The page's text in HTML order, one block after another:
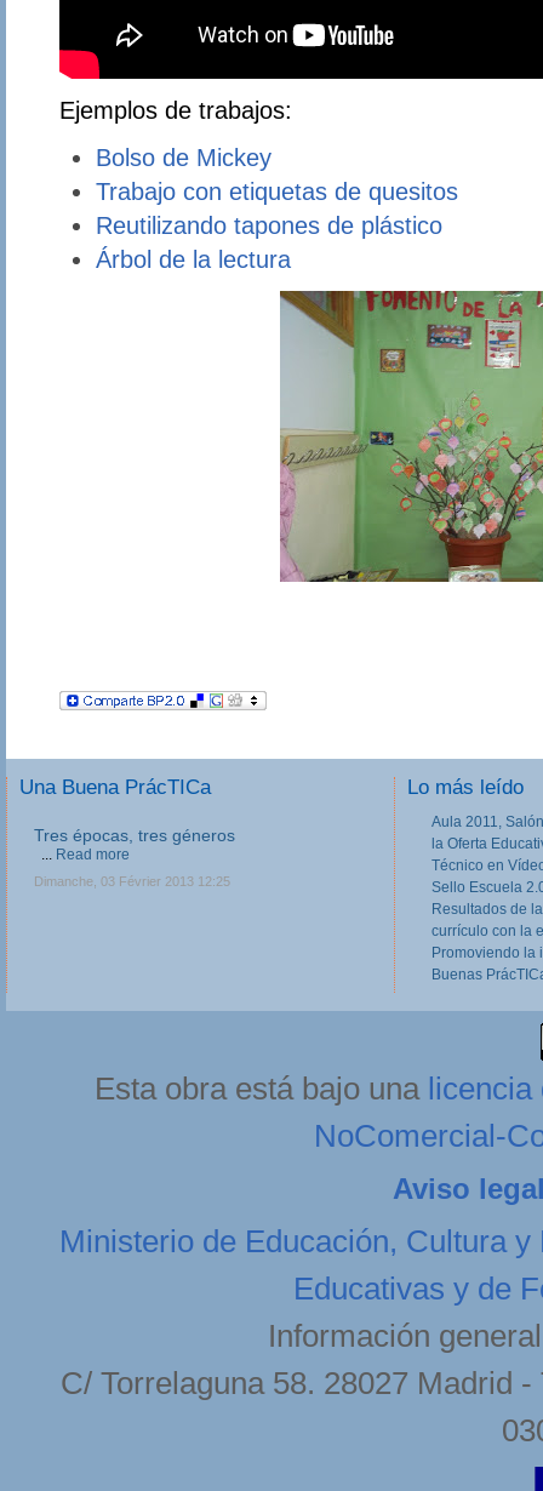
Ejemplos de trabajos:
Bolso de Mickey
Trabajo con etiquetas de quesitos
Reutilizando tapones de plástico
Árbol de la lectura
Una Buena PrácTICa
Tres épocas, tres géneros
... Read more
Dimanche, 03 Février 2013 12:25
Lo más leído
Aula 2011,
la Oferta
Técnico en
Sello Escuela
Resultados de
currículo con la
Promoviendo la
Buenas
Esta obra está bajo una licencia
NoComercial-
Aviso
Ministerio de Educación, Cultura y
Educativas y de
Información
C/ Torrelaguna 58. 28027 Madrid